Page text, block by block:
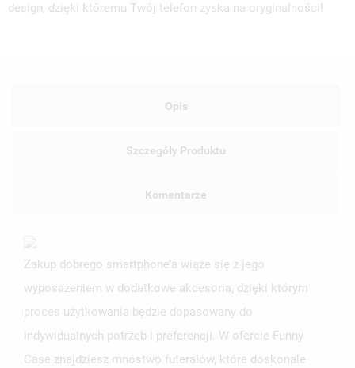
design, dzięki któremu Twój telefon zyska na oryginalności!
Opis
Szczegóły Produktu
Komentarze
Zakup dobrego smartphone’a wiąże się z jego
wyposażeniem w dodatkowe akcesoria, dzięki którym
proces użytkowania będzie dopasowany do
indywidualnych potrzeb i preferencji. W ofercie Funny
Case znajdziesz mnóstwo futerałów, które doskonale